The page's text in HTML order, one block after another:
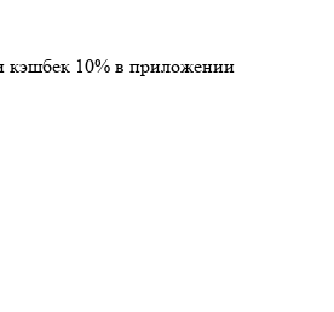
кэшбек 10% в приложении